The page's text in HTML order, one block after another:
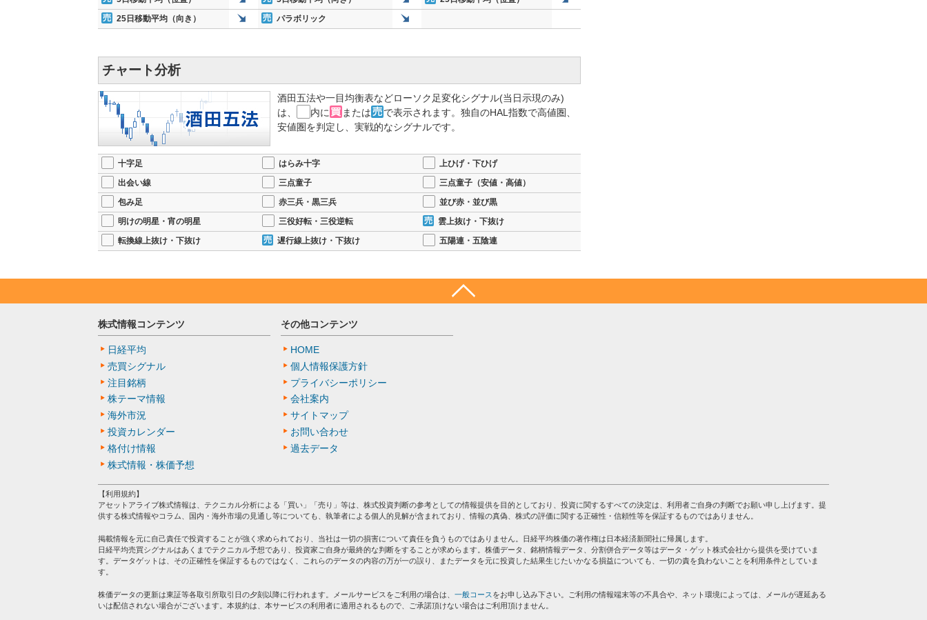
25日移動平均（向き）
パラボリック
チャート分析
酒田五法や一目均衡表などローソク足変化シグナル(当日示現のみ)
は、
内に または
で表示されます。独自のHAL指数で高値圏、
安値圏を判定し、実戦的なシグナルです。
十字足 はらみ十字
上ひげ・下ひげ
出会い線
三点童子
三点童子（安値・高値）
包み足
赤三兵・黒三兵
並び赤・並び黒
明けの明星・宵の明星
三役好転・三役逆転
雲上抜け・下抜け
転換線上抜け・下抜け
遅行線上抜け・下抜け 五陽連・五陰連
株式情報コンテンツ
日経平均
売買シグナル
注目銘柄
株テーマ情報
海外市況
投資カレンダー
格付け情報
株式情報・株価予想
その他コンテンツ
HOME
個人情報保護方針
プライバシーポリシー
会社案内
サイトマップ
お問い合わせ
過去データ
【利用規約】
アセットアライブ株式情報は、テクニカル分析による「買い」「売り」等は、株式投資判断の参考としての情報提供を目的としており、投資に関するすべての決定は、利用者ご自身の判断でお願い申し上げます。提
供する株式情報やコラム、国内・海外市場の見通し等についても、執筆者による個人的見解が含まれており、情報の真偽、株式の評価に関する正確性・信頼性等を保証するものではありません。
掲載情報を元に自己責任で投資することが強く求められており、当社は一切の損害について責任を負うものではありません。日経平均株価の著作権は日本経済新聞社に帰属します。
日経平均売買シグナルはあくまでテクニカル予想であり、投資家ご自身が最終的な判断をすることが求めらます。株価データ、銘柄情報データ、分割併合データ等はデータ・ゲット株式会社から提供を受けていま
す。データゲットは、その正確性を保証するものではなく、これらのデータの内容の万が一の誤り、またデータを元に投資した結果生じたいかなる損益についても、一切の責を負わないことを利用条件としていま
す。
株価データの更新は東証等各取引所取引日の夕刻以降に行われます。メールサービスをご利用の場合は、 一般コース をお申し込み下さい。ご利用の情報端末等の不具合や、ネット環境によっては、メールが遅延ある
いは配信されない場合がございます。本規約は、本サービスの利用者に適用されるもので、ご承諾頂けない場合はご利用頂けません。